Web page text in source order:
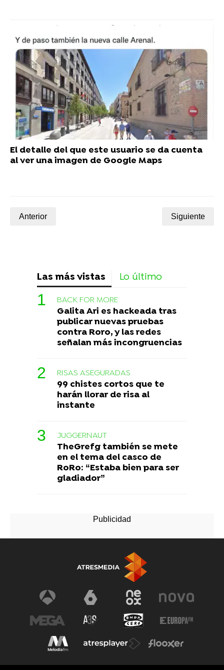
El detalle del que este usuario se da cuenta
al ver una imagen de Google Maps
Anterior Siguiente
Las más vistas Lo último
BACK FOR MORE
Galita Ari es hackeada tras
publicar nuevas pruebas
contra Roro, y las redes
señalan más incongruencias
RISAS ASEGURADAS
99 chistes cortos que te
harán llorar de risa al
instante
JUGGERNAUT
TheGrefg también se mete
en el tema del casco de
RoRo: “Estaba bien para ser
gladiador”